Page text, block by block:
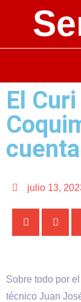
El
julio 13,
Sobre todo por
técnico Juan